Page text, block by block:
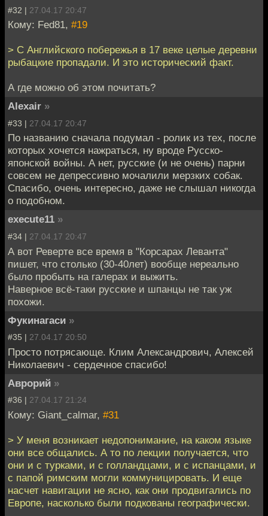
#32 | 27.04.17 20:47
Кому: Fed81, #19
> С Английского побережья в 17 веке целые деревни
рыбацкие пропадали. И это исторический факт.
А где можно об этом почитать?
Alexair »
#33 | 27.04.17 20:47
По названию сначала подумал - ролик из тех, после
которых хочется нажраться, ну вроде Русско-
японской войны. А нет, русские (и не очень) парни
совсем не депрессивно мочалили мерзких собак.
Спасибо, очень интересно, даже не слышал никогда
о подобном.
execute11 »
#34 | 27.04.17 20:47
А вот Реверте все время в "Корсарах Леванта"
пишет, что столько (30-40лет) вообще нереально
было пробыть на галерах и выжить.
Наверное всё-таки русские и шпанцы не так уж
похожи.
Фукинагаси »
#35 | 27.04.17 20:50
Просто потрясающе. Клим Александрович, Алексей
Николаевич - сердечное спасибо!
Аврорий »
#36 | 27.04.17 21:24
Кому: Giant_calmar, #31
> У меня возникает недопонимание, на каком языке
они все общались. А то по лекции получается, что
они и с турками, и с голландцами, и с испанцами, и
с папой римским могли коммуницировать. И еще
насчет навигации не ясно, как они продвигались по
Европе, насколько были подкованы географически.